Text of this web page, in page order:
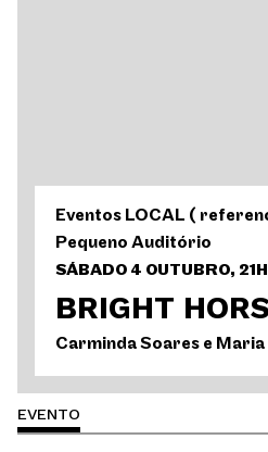
Eventos LOCAL (
Pequeno Auditório
SÁBADO 4 OUTUBRO,
BRIGHT
Carminda Soares e Maria
EVENTO